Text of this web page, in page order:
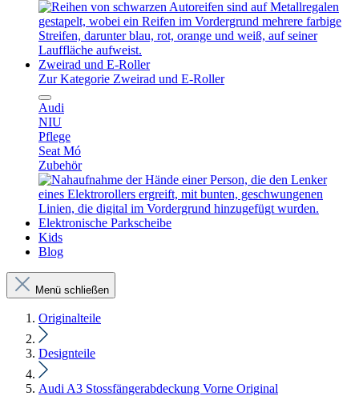
Zweirad und E-Roller
Zur Kategorie Zweirad und E-Roller
Audi
NIU
Pflege
Seat Mó
Zubehör
Elektronische Parkscheibe
Kids
Blog
Menü schließen
Originalteile
Designteile
Audi A3 Stossfängerabdeckung Vorne Original